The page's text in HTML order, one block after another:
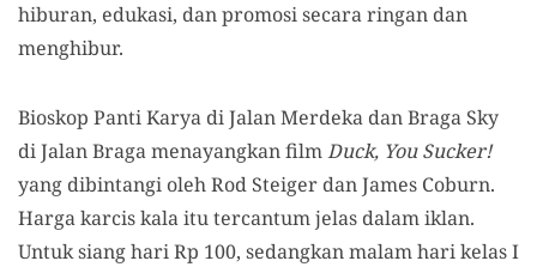
hiburan, edukasi, dan promosi secara ringan dan
menghibur.
Bioskop Panti Karya di Jalan Merdeka dan Braga Sky
di Jalan Braga menayangkan filmDuck, You Sucker!
yang dibintangi oleh Rod Steiger dan James Coburn.
Harga karcis kala itu tercantum jelas dalam iklan.
Untuk siang hari Rp 100, sedangkan malam hari kelas I